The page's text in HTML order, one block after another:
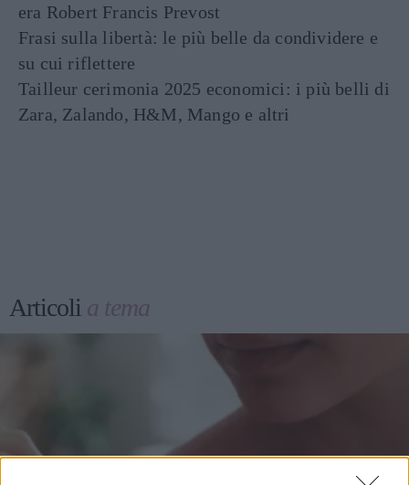
era Robert Francis Prevost
Frasi sulla libertà: le più belle da condividere e
su cui riflettere
Tailleur cerimonia 2025 economici: i più belli di
Zara, Zalando, H&M, Mango e altri
Articoli a tema